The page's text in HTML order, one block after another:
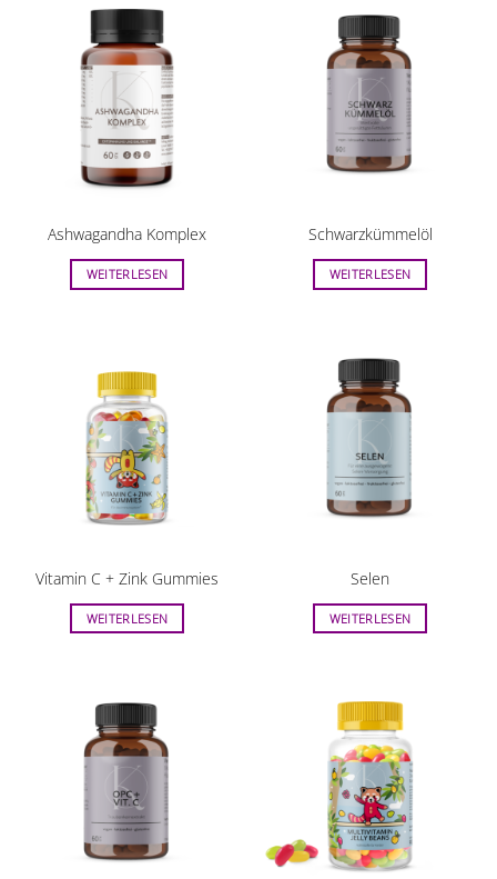
Ashwagandha Komplex
WEITERLESEN
Schwarzkümmelöl
WEITERLESEN
Vitamin C + Zink Gummies
WEITERLESEN
Selen
WEITERLESEN